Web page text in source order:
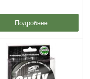
Подробнее